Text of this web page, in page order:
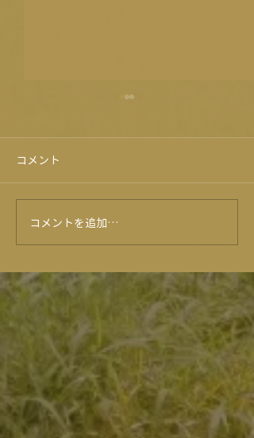
旭志牛試食会！？😍
コメント
コメントを追加…